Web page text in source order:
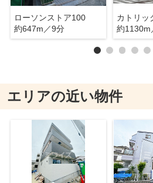
ローソンストア100
約647m／9分
カトリッ
約1130m
エリアの近い物件